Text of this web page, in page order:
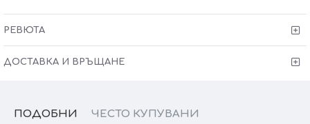
•Гаранция от 6 месеца
•Тест и преглед
Victoria Gold - Всичко хубаво е с теб!
РЕВЮТА
ДОСТАВКА И ВРЪЩАНЕ
ПОДОБНИ ЧЕСТО КУПУВАНИ